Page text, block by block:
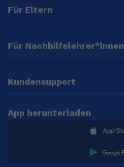
Für Eltern
Für Nachhilfelehrer*innen
Kundensupport
App herunterladen